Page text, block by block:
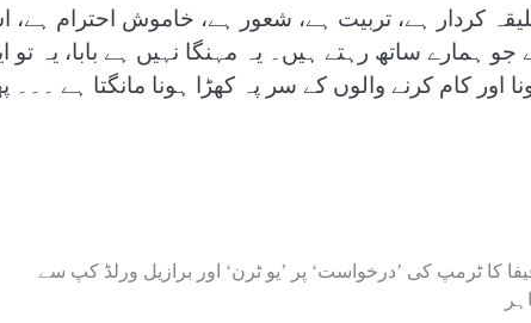
کردار ہے، تربیت ہے، شعور ہے، خاموش احترام
جو ہمارے ساتھ رہتے ہیں۔ یہ مہنگا نہیں ہے بابا، یہ
اور کام کرنے والوں کے سر پہ کھڑا ہونا مانگتا ہے ۔۔۔
کا ٹرمپ کی ’درخواست‘ پر ’یو ٹرن‘ اور برازیل ورلڈ کپ سے